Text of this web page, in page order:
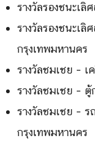
รางวัลรองชนะเ
รางวัลรองชนะเ
กรุงเทพมหานคร
รางวัลชมเชย –
รางวัลชมเชย –
รางวัลชมเชย –
กรุงเทพมหานคร